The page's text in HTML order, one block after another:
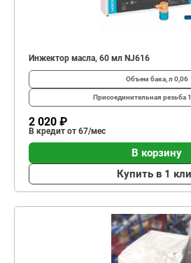
Инжектор масла, 60 мл NJ616
Объем бака, л 0,06
Присоединительная резьба
2 020 ₽
В кредит от 67/мес
В корзину
Купить в 1